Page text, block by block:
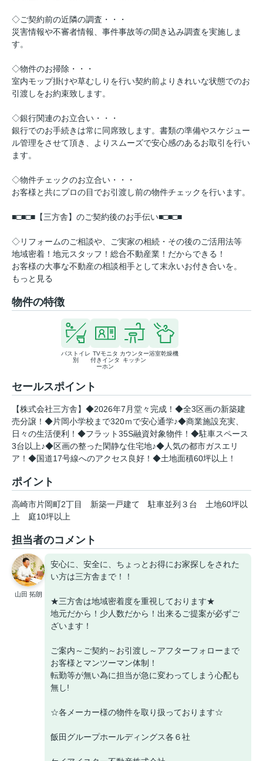
◇ご契約前の近隣の調査・・・
災害情報や不審者情報、事件事故等の聞き込み調査を実施しま
す。
◇物件のお掃除・・・
室内モップ掛けや草むしりを行い契約前よりきれいな状態でのお
引渡しをお約束致します。
◇銀行関連のお立合い・・・
銀行でのお手続きは常に同席致します。書類の準備やスケジュー
ル管理をさせて頂き、よりスムーズで安心感のあるお取引を行い
ます。
◇物件チェックのお立合い・・・
お客様と共にプロの目でお引渡し前の物件チェックを行います。
■□■□■【三方舎】のご契約後のお手伝い■□■□■
◇リフォームのご相談や、ご実家の相続・その後のご活用法等
地域密着！地元スタッフ！総合不動産業！だからできる！
お客様の大事な不動産の相談相手として末永いお付き合いを。
もっと見る
物件の特徴
バストイレ
別
TVモニタ
付きインタ
ーホン
カウンター
キッチン
浴室乾燥機
セールスポイント
【株式会社三方舎】◆2026年7月堂々完成！◆全3区画の新築建
売分譲！◆片岡小学校まで320ｍで安心通学♪◆商業施設充実、
日々の生活便利！◆フラット35S融資対象物件！◆駐車スペース
3台以上♪◆区画の整った閑静な住宅地♪◆人気の都市ガスエリ
ア！◆国道17号線へのアクセス良好！◆土地面積60坪以上！
ポイント
高崎市片岡町2丁目 新築一戸建て 駐車並列３台
土地60坪以
上
庭10坪以上
担当者のコメント
山田 拓朗
安心に、安全に、ちょっとお得にお家探しをされた
い方は三方舎まで！！
★三方舎は地域密着度を重視しております★
地元だから！少人数だから！出来るご提案が必ずご
ざいます！
ご案内～ご契約～お引渡し～アフターフォローまで
お客様とマンツーマン体制！
転勤等が無い為に担当が急に変わってしまう心配も
無し!
☆各メーカー様の物件を取り扱っております☆
飯田グループホールディングス各６社